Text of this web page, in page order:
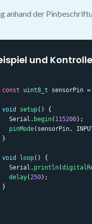
anhand der
und Kontrolle
const uint8_t sensorPin =
void setup() {
  Serial.
begin( 115200);
pinMode(sensorPin,
}
void loop() {
  Serial.
println(
delay( 250);
}